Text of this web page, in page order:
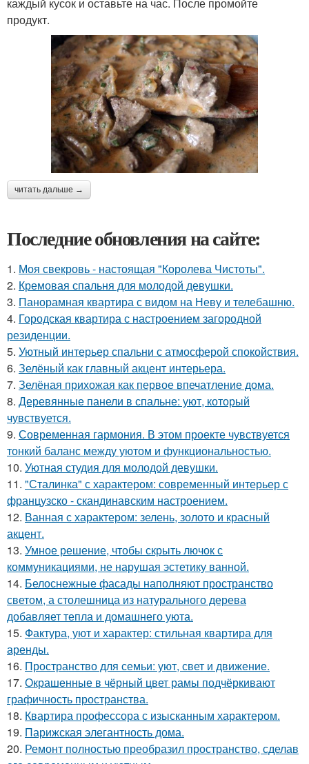
продукт.
читать дальше →
Последние обновления на сайте:
1. Моя свекровь - настоящая "Королева Чистоты".
2. Кремовая спальня для молодой девушки.
3. Панорамная квартира с видом на Неву и телебашню.
4. Городская квартира с настроением загородной
резиденции.
5. Уютный интерьер спальни с атмосферой спокойствия.
6. Зелёный как главный акцент интерьера.
7. Зелёная прихожая как первое впечатление дома.
8. Деревянные панели в спальне: уют, который
чувствуется.
9. Современная гармония. В этом проекте чувствуется
тонкий баланс между уютом и функциональностью.
10. Уютная студия для молодой девушки.
11. "Сталинка" с характером: современный интерьер с
французско - скандинавским настроением.
12. Ванная с характером: зелень, золото и красный
акцент.
13. Умное решение, чтобы скрыть лючок с
коммуникациями, не нарушая эстетику ванной.
14. Белоснежные фасады наполняют пространство
светом, а столешница из натурального дерева
добавляет тепла и домашнего уюта.
15. Фактура, уют и характер: стильная квартира для
аренды.
16. Пространство для семьи: уют, свет и движение.
17. Окрашенные в чёрный цвет рамы подчёркивают
графичность пространства.
18. Квартира профессора с изысканным характером.
19. Парижская элегантность дома.
20. Ремонт полностью преобразил пространство, сделав